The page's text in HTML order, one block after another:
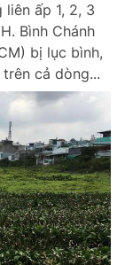
ấp 1, 2, 3
Bình Chánh
bị lục bình,
cả dòng...